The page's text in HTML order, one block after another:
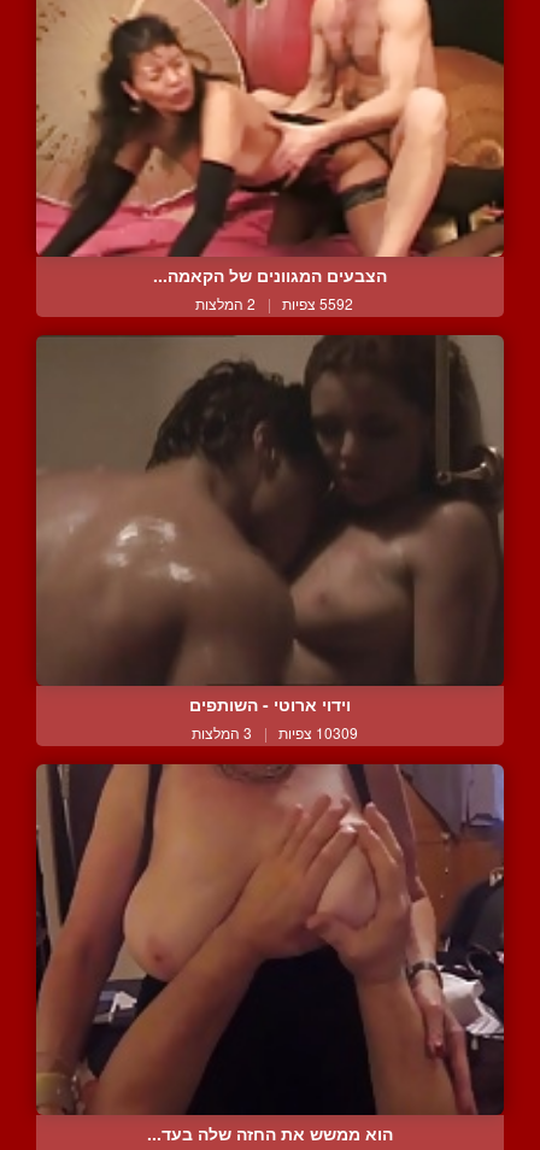
הצבעים המגוונים של הקאמה...
5592 צפיות | 2 המלצות
וידוי ארוטי - השותפים
10309 צפיות | 3 המלצות
הוא ממשש את החזה שלה בעד...